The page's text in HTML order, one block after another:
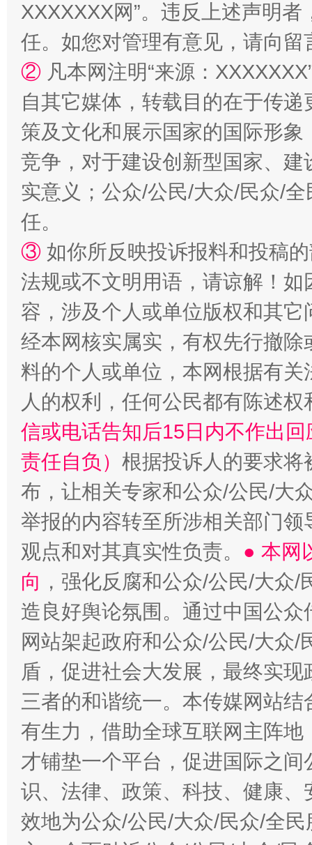
漫山遍野的桃花与雪山、麦地、白藏房 除
招工难、用工荒背后
XXXXXXX网”。违反上述声明
任。如您对管理有意见，请向
② 凡本网注明“来源：
自其它媒体，转载目的在于传
策及文化和展示国家的国际形
竞争，对于建设创新型国家、
实意义；公众/公民/大众/民众/
任。
③ 如你所反映投诉报料和投稿
法规或不文明用语，请谅解！
容，涉及个人或单位版权和其它
经本网核实属实，有权先行撤
料的个人或单位，本网根据有
人的权利，任何公民都有陈述
信或电话告知后15日内不作出
责任自负） 根据投诉人的要求将
布，让相关专家和公众/公民/大
举报的内容转至所涉相关部门
观点和对其真实性负责。 ● 本网
向 ，强化反腐和公众/公民/大众
造良好舆论氛围。通过中国公
网站架起政府和公众/公民/大众
盾，促进社会大发展，最终实
三者的和谐统一。本传媒网站
有生力，借助全球互联网主阵
才铺垫一个平台，促进国际之
识、法律、政策、科技、健康
效地为公众/公民/大众/民众/全